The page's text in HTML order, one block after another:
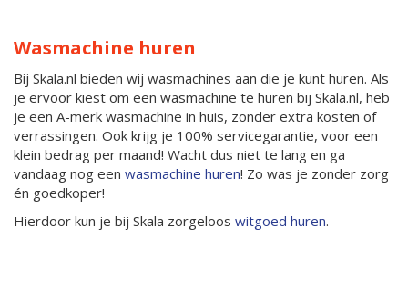
Wasmachine huren
Bij Skala.nl bieden wij wasmachines aan die je kunt huren. Als
je ervoor kiest om een wasmachine te huren bij Skala.nl, heb
je een A-merk wasmachine in huis, zonder extra kosten of
verrassingen. Ook krijg je 100% servicegarantie, voor een
klein bedrag per maand! Wacht dus niet te lang en ga
vandaag nog een wasmachine huren! Zo was je zonder zorg
én goedkoper!
Hierdoor kun je bij Skala zorgeloos witgoed huren.